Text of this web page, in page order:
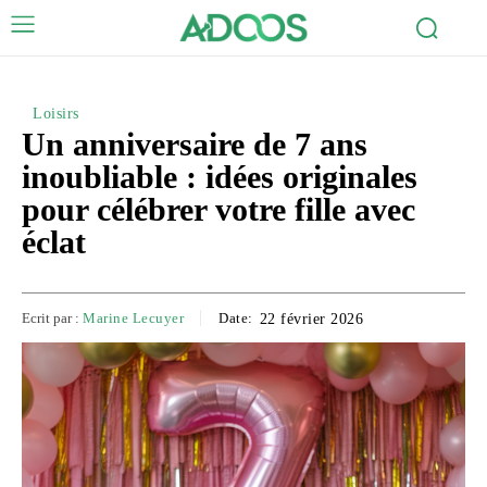
Loisirs
Un anniversaire de 7 ans
inoubliable : idées originales
pour célébrer votre fille avec
éclat
Ecrit par : Marine Lecuyer Date: 22 février 2026